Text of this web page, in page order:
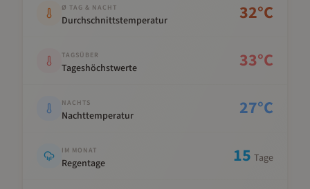
Ø TAG & NACHT
Durchschnittstemperatur 32°C
TAGSÜBER
Tageshöchstwerte 33°C
NACHTS
Nachttemperatur 27°C
IM MONAT
Regentage 15 Tage